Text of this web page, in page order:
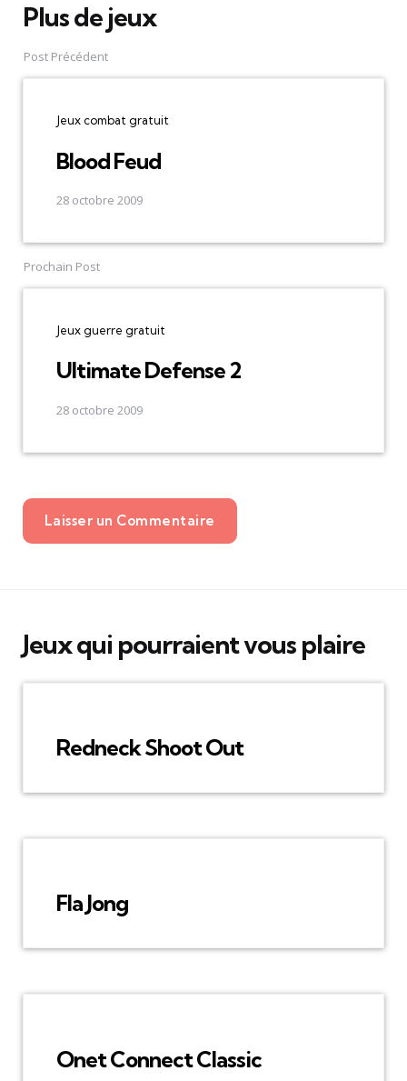
Plus de jeux
Post
navigation
Post Précédent
Jeux combat gratuit
Blood Feud
28 octobre 2009
Prochain Post
Jeux guerre gratuit
Ultimate Defense 2
28 octobre 2009
Laisser un Commentaire
Jeux qui pourraient vous plaire
Redneck Shoot Out
Fla Jong
Onet Connect Classic